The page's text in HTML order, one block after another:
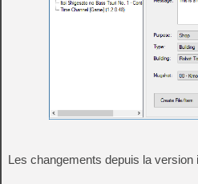
Les changements depuis la version